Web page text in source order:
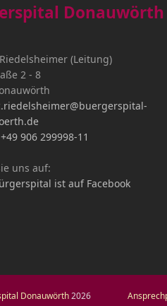
Donauwörth
(Leitung)
2 - 8
+49 906 299998-11
uns auf:
Donauwörth2026